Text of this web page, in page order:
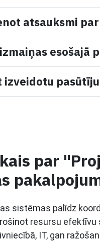
atsauksmi
esošajā
izveidotu
par
sistēmas palīdz
resursu
IT, gan